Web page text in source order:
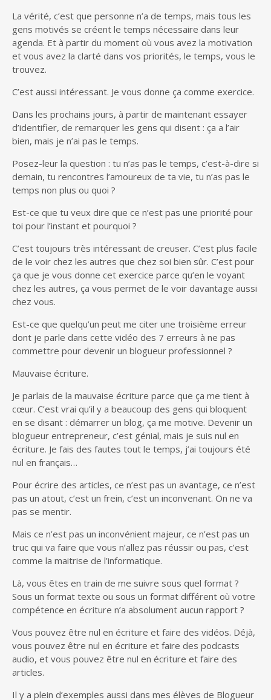
La vérité, c’est que personne n’a de temps, mais tous les
gens motivés se créent le temps nécessaire dans leur
agenda. Et à partir du moment où vous avez la motivation
et vous avez la clarté dans vos priorités, le temps, vous le
trouvez.
C’est aussi intéressant. Je vous donne ça comme exercice.
Dans les prochains jours, à partir de maintenant essayer
d’identifier, de remarquer les gens qui disent : ça a l’air
bien, mais je n’ai pas le temps.
Posez-leur la question : tu n’as pas le temps, c’est-à-dire si
demain, tu rencontres l’amoureux de ta vie, tu n’as pas le
temps non plus ou quoi ?
Est-ce que tu veux dire que ce n’est pas une priorité pour
toi pour l’instant et pourquoi ?
C’est toujours très intéressant de creuser. C’est plus facile
de le voir chez les autres que chez soi bien sûr. C’est pour
ça que je vous donne cet exercice parce qu’en le voyant
chez les autres, ça vous permet de le voir davantage aussi
chez vous.
Est-ce que quelqu’un peut me citer une troisième erreur
dont je parle dans cette vidéo des 7 erreurs à ne pas
commettre pour devenir un blogueur professionnel ?
Mauvaise écriture.
Je parlais de la mauvaise écriture parce que ça me tient à
cœur. C’est vrai qu’il y a beaucoup des gens qui bloquent
en se disant : démarrer un blog, ça me motive. Devenir un
blogueur entrepreneur, c’est génial, mais je suis nul en
écriture. Je fais des fautes tout le temps, j’ai toujours été
nul en français…
Pour écrire des articles, ce n’est pas un avantage, ce n’est
pas un atout, c’est un frein, c’est un inconvenant. On ne va
pas se mentir.
Mais ce n’est pas un inconvénient majeur, ce n’est pas un
truc qui va faire que vous n’allez pas réussir ou pas, c’est
comme la maitrise de l’informatique.
Là, vous êtes en train de me suivre sous quel format ?
Sous un format texte ou sous un format différent où votre
compétence en écriture n’a absolument aucun rapport ?
Vous pouvez être nul en écriture et faire des vidéos. Déjà,
vous pouvez être nul en écriture et faire des podcasts
audio, et vous pouvez être nul en écriture et faire des
articles.
Il y a plein d’exemples aussi dans mes élèves de Blogueur